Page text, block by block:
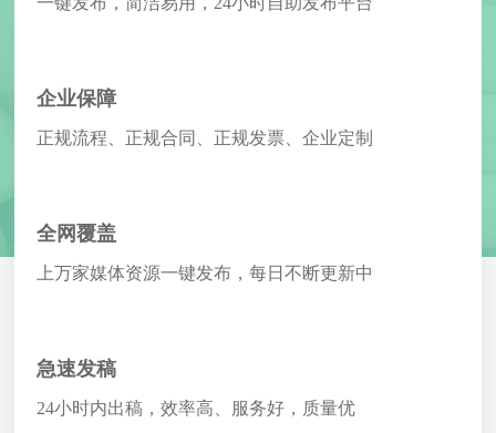
企业保障
正规流程、正规合同、正规发票、企业定制
全网覆盖
上万家媒体资源一键发布，每日不断更新中
急速发稿
24小时内出稿，效率高、服务好，质量优